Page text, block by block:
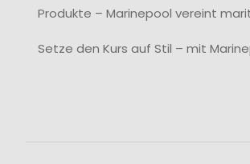
Produkte – Marinepool vereint
Setze den Kurs auf Stil – mit